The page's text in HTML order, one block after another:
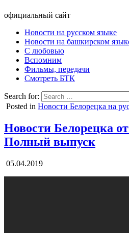
официальный сайт
Новости на русском языке
Новости на башкирском
С любовью
Вспомним
Фильмы, передачи
Смотреть БТК
Search for:
Posted in Новости Белорецка на
Новости Белорецка
Полный выпуск
05.04.2019